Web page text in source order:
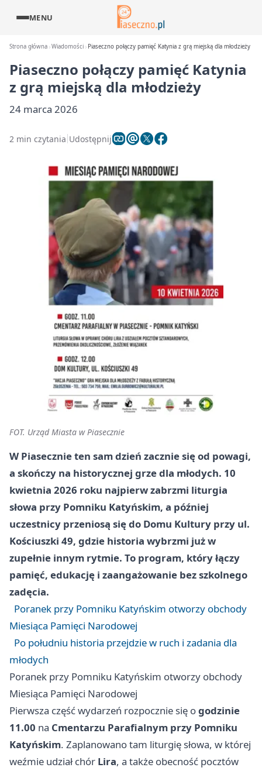
MENU
Strona główna Wiadomości Piaseczno połączy pamięć Katynia z grą miejską dla młodzieży
Piaseczno połączy pamięć Katynia
z grą miejską dla młodzieży
24 marca 2026
2 min czytania Udostępnij
FOT. Urząd Miasta w Piasecznie
W Piasecznie ten sam dzień zacznie się od powagi,
a skończy na historycznej grze dla młodych. 10
kwietnia 2026 roku najpierw zabrzmi liturgia
słowa przy Pomniku Katyńskim, a później
uczestnicy przeniosą się do Domu Kultury przy ul.
Kościuszki 49, gdzie historia wybrzmi już w
zupełnie innym rytmie. To program, który łączy
pamięć, edukację i zaangażowanie bez szkolnego
zadęcia.
Poranek przy Pomniku Katyńskim otworzy obchody
Miesiąca Pamięci Narodowej
Po południu historia przejdzie w ruch i zadania dla
młodych
Poranek przy Pomniku Katyńskim otworzy obchody
Miesiąca Pamięci Narodowej
Pierwsza część wydarzeń rozpocznie się ogodzinie
11.00 na Cmentarzu Parafialnym przy Pomniku
Katyńskim. Zaplanowano tam liturgię słowa, w której
weźmie udział chór Lira, a także obecność pocztów